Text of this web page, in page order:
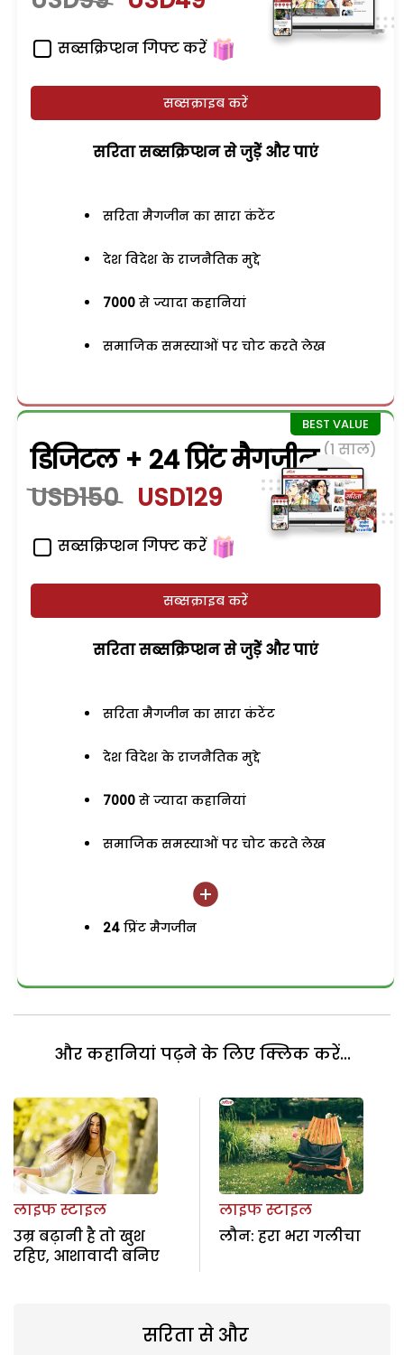
सब्सक्रिप्शन गिफ्ट करें
सब्सक्राइब करें
सरिता सब्सक्रिप्शन से जुड़ेें और पाएं
सरिता मैगजीन का सारा कंटेंट
देश विदेश के राजनैतिक मुद्दे
7000 से ज्यादा कहानियां
समाजिक समस्याओं पर चोट करते लेख
डिजिटल + 24 प्रिंट मैगजीन (1 साल)
USD150 USD129
सब्सक्रिप्शन गिफ्ट करें
सब्सक्राइब करें
सरिता सब्सक्रिप्शन से जुड़ेें और पाएं
सरिता मैगजीन का सारा कंटेंट
देश विदेश के राजनैतिक मुद्दे
7000 से ज्यादा कहानियां
समाजिक समस्याओं पर चोट करते लेख
24 प्रिंट मैगजीन
और कहानियां पढ़ने के लिए क्लिक करें...
लाइफ स्टाइल
उम्र बढ़ानी है तो खुश
रहिए, आशावादी बनिए
लाइफ स्टाइल
लौन: हरा भरा गलीचा
सरिता से और